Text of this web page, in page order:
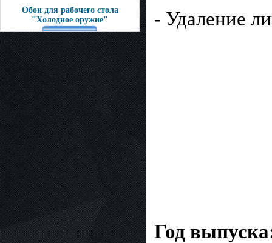
Обои для рабочего стола
"Холодное оружие"
- Удаление
Год